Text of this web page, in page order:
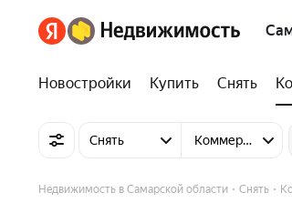
Новостройки Купить Снять
Снять Коммерческую
Недвижимость в Самарской области Снять